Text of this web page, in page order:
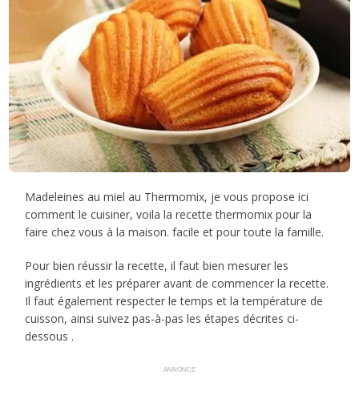
Madeleines au miel au Thermomix, je vous propose ici
comment le cuisiner, voila la recette thermomix pour la
faire chez vous à la maison. facile et pour toute la famille.
Pour bien réussir la recette, il faut bien mesurer les
ingrédients et les préparer avant de commencer la recette.
Il faut également respecter le temps et la température de
cuisson, ainsi suivez pas-à-pas les étapes décrites ci-
dessous .
ANNONCE